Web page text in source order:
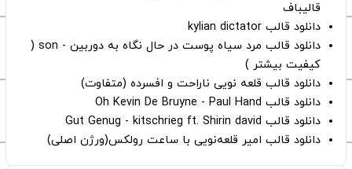
قالیباف
دانلود قالب kylian dictator
دانلود قالب مرد سیاه پوست در حال نگاه به دوربین - son (
کیفیت بیشتر )
دانلود قالب قلعه نویی ناراحت و افسرده (متفاوت)
دانلود قالب Oh Kevin De Bruyne - Paul Hand
دانلود قالب Gut Genug - kitschrieg ft. Shirin david
دانلود قالب امیر قلعه‌نویی با ساعت رولکس(ورژن اصلی)